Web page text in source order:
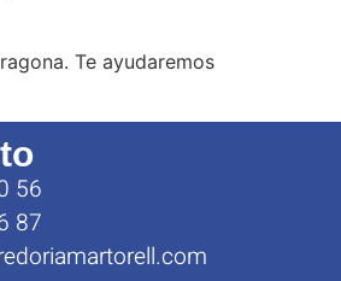
Te ayudaremos
56
87